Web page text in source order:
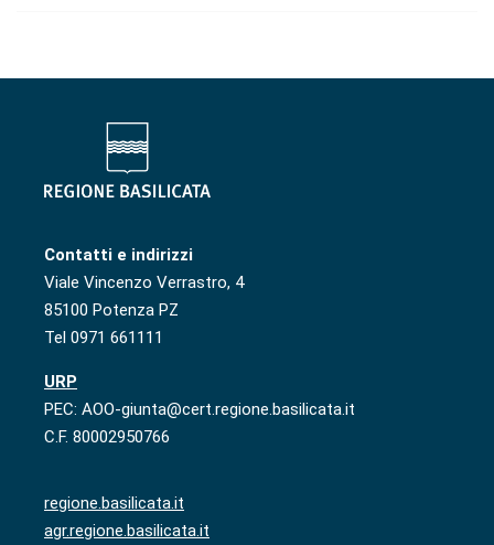
Contatti e indirizzi
Viale Vincenzo Verrastro, 4
85100 Potenza PZ
Tel 0971 661111
URP
PEC: AOO-giunta@cert.regione.basilicata.it
C.F. 80002950766
regione.basilicata.it
agr.regione.basilicata.it